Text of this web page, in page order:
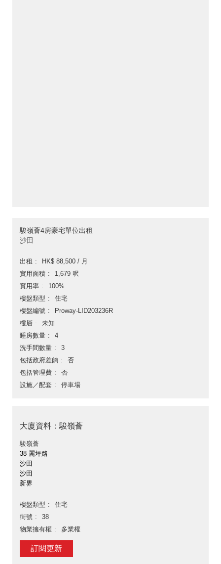
駿嶺薈4房豪宅單位出租
沙田
出租
HK$ 88,500 / 月
實用面積
1,679 呎
實用率
100%
樓盤類型
住宅
樓盤編號
Proway-LID203236R
樓層
未知
睡房數量
4
洗手間數量
3
包括政府差餉
否
包括管理費
否
設施／配套
停車場
大廈資料：駿嶺薈
駿嶺薈
38 麗坪路
沙田
沙田
新界
樓盤類型
住宅
街號
38
物業擁有權
多業權
訂閱更新